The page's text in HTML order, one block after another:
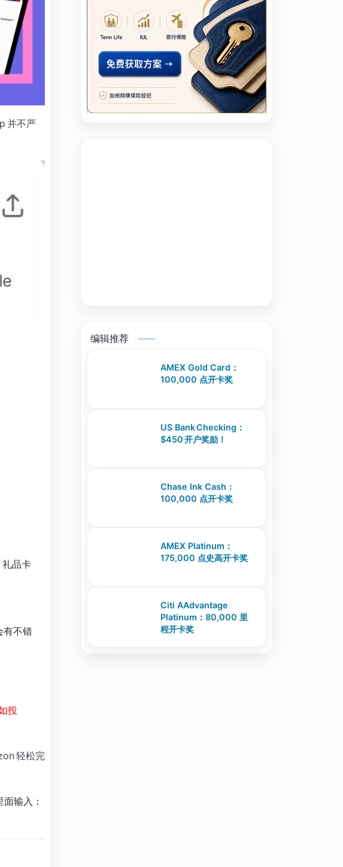
并不严
品卡
不错
投
轻松完
输入：
编辑推荐
AMEX Gold Card：
100,000 点开卡奖
US Bank Checking：
$450 开户奖励！
Chase Ink Cash：
100,000 点开卡奖
AMEX Platinum：
175,000 点史高开卡奖
Citi AAdvantage
Platinum：80,000 里
程开卡奖